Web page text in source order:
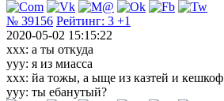
№ 39156 Рейтинг: 3 +1
2020-05-02 15:15:22
хxx: а ты откуда
уyy: я из миасса
хxx: йа тожы, а ыще из казтей и кешкоф
уyy: ты ебанутый?